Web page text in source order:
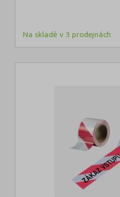
Na skladě v 3 prodejnách